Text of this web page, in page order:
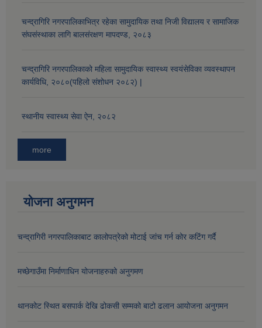
चन्द्रागिरि नगरपालिकाभित्र रहेका सामुदायिक तथा निजी विद्यालय र सामाजिक
संघसंस्थाका लागि बालसंरक्षण मापदण्ड, २०८३
चन्द्रागिरि नगरपालिकाको महिला सामुदायिक स्वास्थ्य स्वयंसेविका व्यवस्थापन
कार्यविधि, २०८०(पहिलो संशोधन २०८२) |
स्थानीय स्वास्थ्य सेवा ऐन, २०८२
more
योजना अनुगमन
चन्द्रागिरी नगरपालिकाबाट कालोपत्रेको मोटाई जांच गर्न कोर कटिंग गर्दै
मच्छेगाउँमा निर्माणाधिन योजनाहरुको अनुगमण
थानकोट स्थित बसपार्क देखि ढोकसी सम्मको बाटो ढलान आयोजना अनुगमन